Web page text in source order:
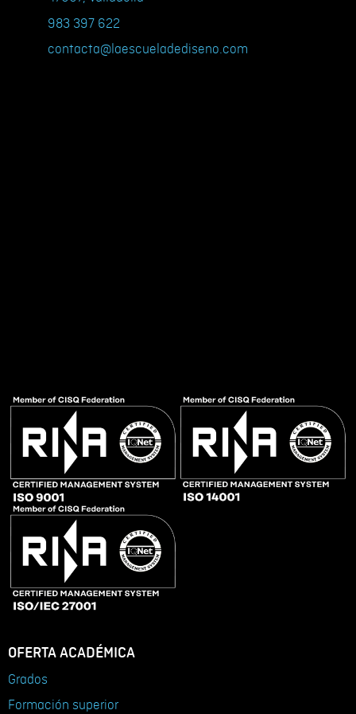
983 397 622
contacta@laescueladediseno.com
OFERTA ACADÉMICA
Grados
Formación superior